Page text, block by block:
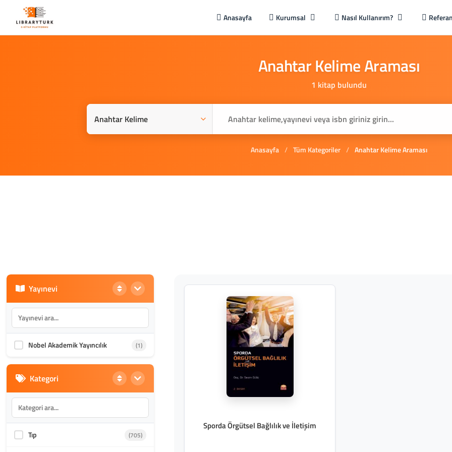
Anasayfa Kurumsal Nasıl Kullanırım?
AnahtarKelimeAraması
1 kitap bulundu
Anasayfa / Tüm Kategoriler / Anahtar Kelime Araması
Yayınevi
Nobel Akademik Yayıncılık (1)
Kategori
Tıp (705)
Sporda Örgütsel Bağlılık ve İletişim